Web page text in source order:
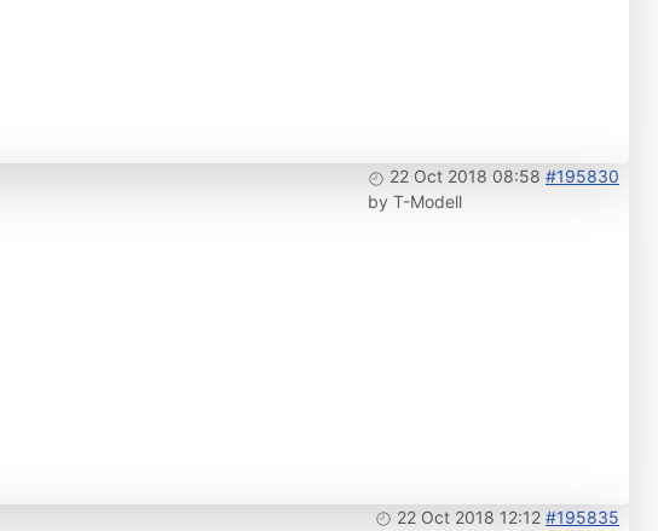
22 Oct 2018 08:58 #195830
by T-Modell
22 Oct 2018 12:12 #195835